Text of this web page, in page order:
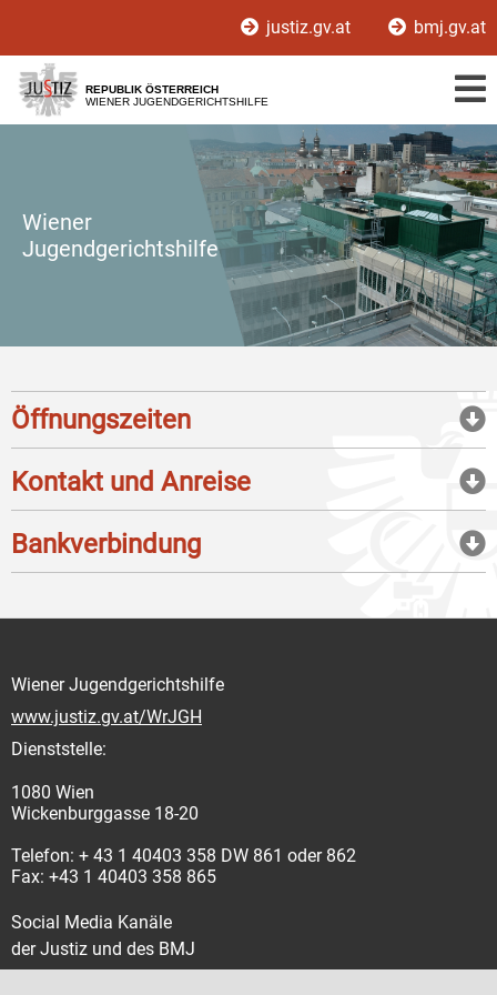
[1]
[2]
justiz.gv.at bmj.gv.at
REPUBLIK ÖSTERREICH
WIENER JUGENDGERICHTSHILFE
Wiener
Jugendgerichtshilfe
Öffnungszeiten
Kontakt und Anreise
Bankverbindung
Wiener Jugendgerichtshilfe
www.justiz.gv.at/WrJGH
Dienststelle:
1080 Wien
Wickenburggasse 18-20
Telefon: + 43 1 40403 358 DW 861 oder 862
Fax: +43 1 40403 358 865
Social Media Kanäle
der Justiz und des BMJ